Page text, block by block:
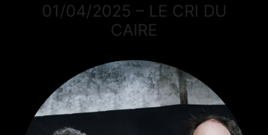
01/04/2025 – LE CRI DU
CAIRE